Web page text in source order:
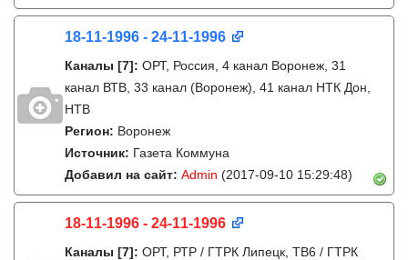
18-11-1996 - 24-11-1996
Каналы [7]: ОРТ, Россия, 4 канал Воронеж, 31
канал ВТВ, 33 канал (Воронеж), 41 канал НТК Дон,
НТВ
Регион: Воронеж
Источник: Газета Коммуна
Добавил на сайт: Admin (2017-09-10 15:29:48)
18-11-1996 - 24-11-1996
Каналы [7]: ОРТ, РТР / ГТРК Липецк, ТВ6 / ГТРК